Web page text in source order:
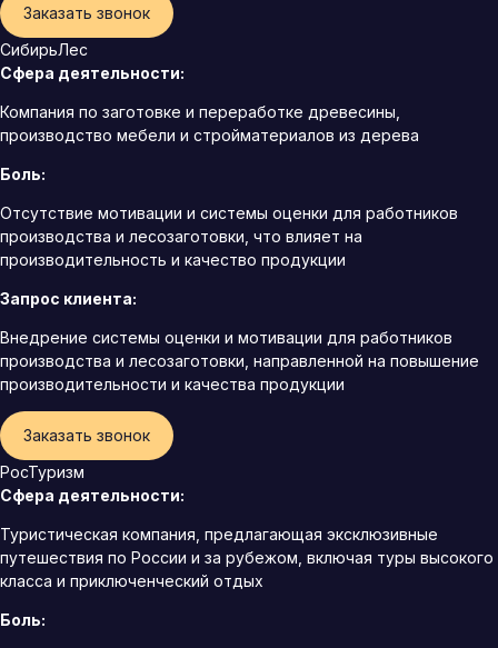
Заказать звонок
СибирьЛес
Сфера деятельности:
Компания по заготовке и переработке древесины,
производство мебели и стройматериалов из дерева
Боль:
Отсутствие мотивации и системы оценки для работников
производства и лесозаготовки, что влияет на
производительность и качество продукции
Запрос клиента:
Внедрение системы оценки и мотивации для работников
производства и лесозаготовки, направленной на повышение
производительности и качества продукции
Заказать звонок
РосТуризм
Сфера деятельности:
Туристическая компания, предлагающая эксклюзивные
путешествия по России и за рубежом, включая туры высокого
класса и приключенческий отдых
Боль: